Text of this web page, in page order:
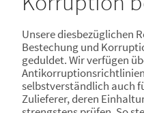
Unsere diesbezüglichen
Bestechung und
geduldet. Wir verfügen
selbstverständlich auch
Zulieferer, deren